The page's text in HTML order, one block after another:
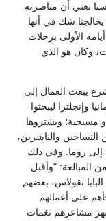
نعني أن مناصرته
شك في أنها
الأولى برحلات
وكان هو الذي
شرع يبعث العمال إلى
وإنجلترا ليبحثوا
مسيحية؛ ويشتروها
والناشرين،
إلى روما. وفي ذلك
المبالغة: "وأقبل
نقولاس، بعضهم
وبعضهم إجابة لطلبه"(1).وكافأهم على أعمالهم
مشاعرهم نغمات